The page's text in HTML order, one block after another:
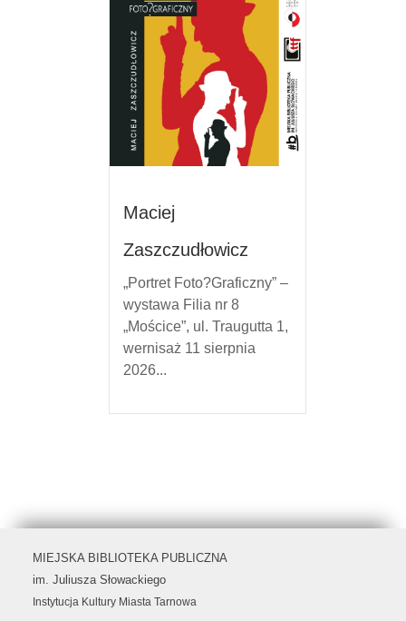
Maciej
Zaszczudłowicz
„Portret Foto?Graficzny” –
wystawa Filia nr 8
„Mościce”, ul. Traugutta 1,
wernisaż 11 sierpnia
2026...
MIEJSKA BIBLIOTEKA PUBLICZNA
im. Juliusza Słowackiego
Instytucja Kultury Miasta Tarnowa